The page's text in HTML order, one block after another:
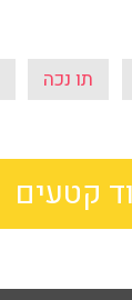
תו נכה
קטעים